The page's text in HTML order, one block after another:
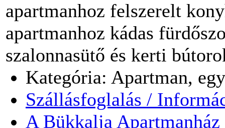
apartmanhoz felszerelt
apartmanhoz kádas
szalonnasütő és kerti
Kategória: Apartman,
Szállásfoglalás /
A Bükkalja